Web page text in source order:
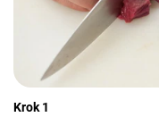
Krok 1